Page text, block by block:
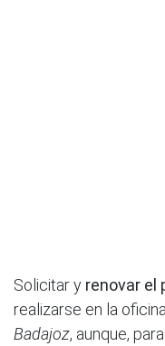
Solicitar y renovar el
realizarse en la
Badajoz, aunque,